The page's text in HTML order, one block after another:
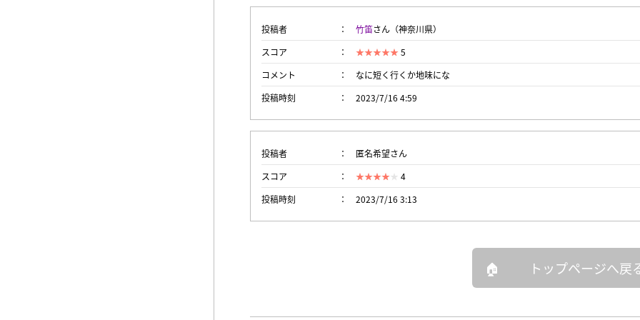
投稿者 竹笛さん（神奈川県）
スコア
5
コメント
なに短く行くか地味にな
投稿時刻
2023/7/16 4:59
投稿者
匿名希望さん
スコア
4
投稿時刻
2023/7/16 3:13
トップページへ戻